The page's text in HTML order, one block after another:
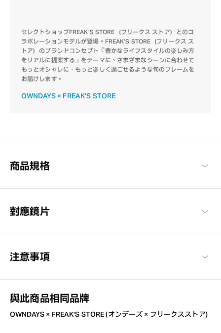
セレクトショップFREAK’S STORE（フリークス ストア）とのコ
ラボレーションモデルが登場。FREAK’S STORE（フリークス ス
トア）のブランドコンセプト『豊かなライフスタイルの楽しみ方
をリアルに提案する』をテーマに、さまざまなシーンに合わせて
もっとオシャレに、もっと楽しく過ごせるような旬のフレームを
お届けします。
OWNDAYS × FREAK'S STORE
商品規格
對應鏡片
注意事項
與此商品相同品牌
OWNDAYS × FREAK'S STORE (オンデーズ × フリークスストア)